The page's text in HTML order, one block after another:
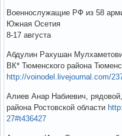
Военнослужащие РФ из 58
Южная Осетия
8-17 августа
Абдулин Рахушан
ВК* Тюменского района
http://voinodel.livejournal.com/
Алиев Анар Набиевич,
района Ростовской области
27#t436427